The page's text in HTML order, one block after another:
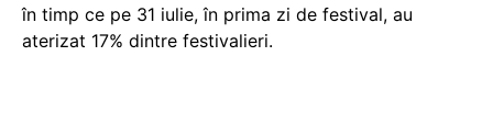
în timp ce pe 31 iulie, în prima zi de festival, au
aterizat 17% dintre festivalieri.